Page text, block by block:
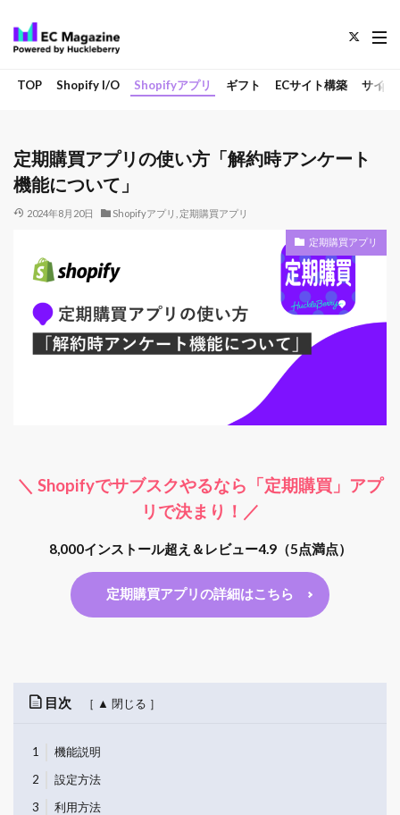
TOP Shopify I/O Shopifyアプリ ギフト ECサイト構築 サイト
定期購買アプリの使い方「解約時アンケート
機能について」
2024年8月20日 Shopifyアプリ 定期購買アプリ
定期購買アプリ
＼ Shopifyでサブスクやるなら「定期購買」アプ
リで決まり！／
8,000インストール超え＆レビュー4.9（5点満点）
定期購買アプリの詳細はこちら
目次
1
機能説明
2
設定方法
3
利用方法